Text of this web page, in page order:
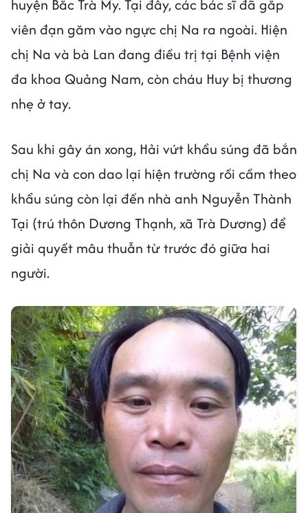
huyện Bắc Trà My. Tại đây, các bác sĩ đã gắp
viên đạn găm vào ngực chị Na ra ngoài. Hiện
chị Na và bà Lan đang điều trị tại Bệnh viện
đa khoa Quảng Nam, còn cháu Huy bị thương
nhẹ ở tay.
Sau khi gây án xong, Hải vứt khẩu súng đã bắn
chị Na và con dao lại hiện trường rồi cầm theo
khẩu súng còn lại đến nhà anh Nguyễn Thành
Tại (trú thôn Dương Thạnh, xã Trà Dương) để
giải quyết mâu thuẫn từ trước đó giữa hai
người.